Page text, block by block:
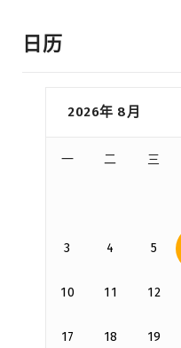
日历
2026年 8月
一 二 三
3 4 5
10 11 12
17 18 19